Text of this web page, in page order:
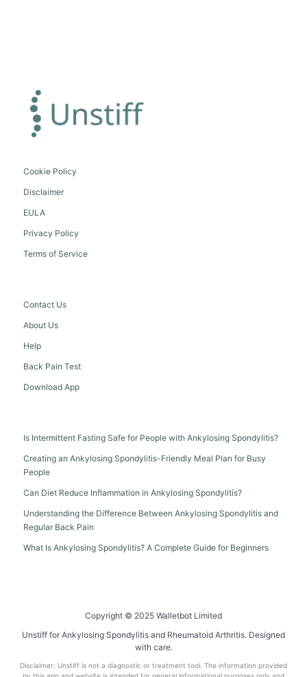
Cookie Policy
Disclaimer
EULA
Privacy Policy
Terms of Service
Contact Us
About Us
Help
Back Pain Test
Download App
Is Intermittent Fasting Safe for People with Ankylosing Spondylitis?
Creating an Ankylosing Spondylitis-Friendly Meal Plan for Busy
People
Can Diet Reduce Inflammation in Ankylosing Spondylitis?
Understanding the Difference Between Ankylosing Spondylitis and
Regular Back Pain
What Is Ankylosing Spondylitis? A Complete Guide for Beginners
Copyright © 2025 Walletbot Limited
Unstiff for Ankylosing Spondylitis and Rheumatoid Arthritis. Designed
with care.
Disclaimer: Unstiff is not a diagnostic or treatment tool. The information provided